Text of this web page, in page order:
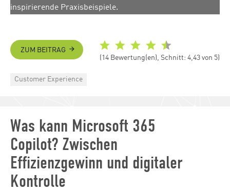
inspirierende Praxisbeispiele.
ZUM BEITRAG
(14 Bewertung(en), Schnitt: 4,43 von 5)
Categories
Customer Experience
Was kann Microsoft 365
Copilot? Zwischen
Effizienzgewinn und digitaler
Kontrolle